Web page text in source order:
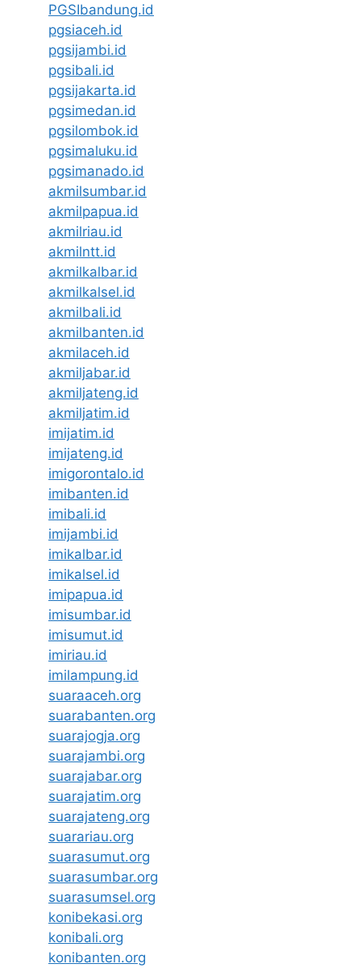
PGSIbandung.id
pgsiaceh.id
pgsijambi.id
pgsibali.id
pgsijakarta.id
pgsimedan.id
pgsilombok.id
pgsimaluku.id
pgsimanado.id
akmilsumbar.id
akmilpapua.id
akmilriau.id
akmilntt.id
akmilkalbar.id
akmilkalsel.id
akmilbali.id
akmilbanten.id
akmilaceh.id
akmiljabar.id
akmiljateng.id
akmiljatim.id
imijatim.id
imijateng.id
imigorontalo.id
imibanten.id
imibali.id
imijambi.id
imikalbar.id
imikalsel.id
imipapua.id
imisumbar.id
imisumut.id
imiriau.id
imilampung.id
suaraaceh.org
suarabanten.org
suarajogja.org
suarajambi.org
suarajabar.org
suarajatim.org
suarajateng.org
suarariau.org
suarasumut.org
suarasumbar.org
suarasumsel.org
konibekasi.org
konibali.org
konibanten.org